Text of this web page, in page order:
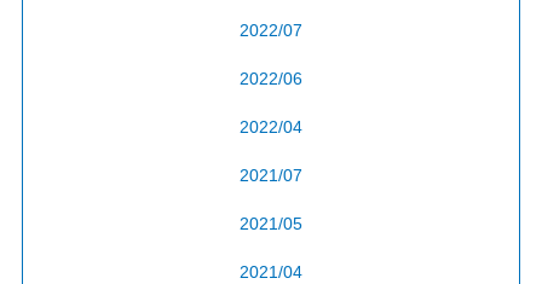
2022/07
2022/06
2022/04
2021/07
2021/05
2021/04